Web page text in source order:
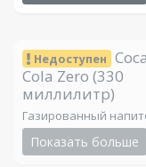
Недоступен
Cola Zero (330
миллилитр)
Газированный
Показать больше